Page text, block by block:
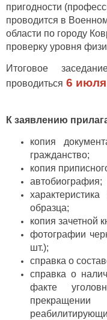
пригодности
проводится в
области по городу
проверку уровня
Итоговое
проводиться 6 июля
К заявлению
копия
гражданство;
копия
автобиография;
образца;
копия зачетной
фотографии
шт.);
справка о
справка о
факте
прекращении